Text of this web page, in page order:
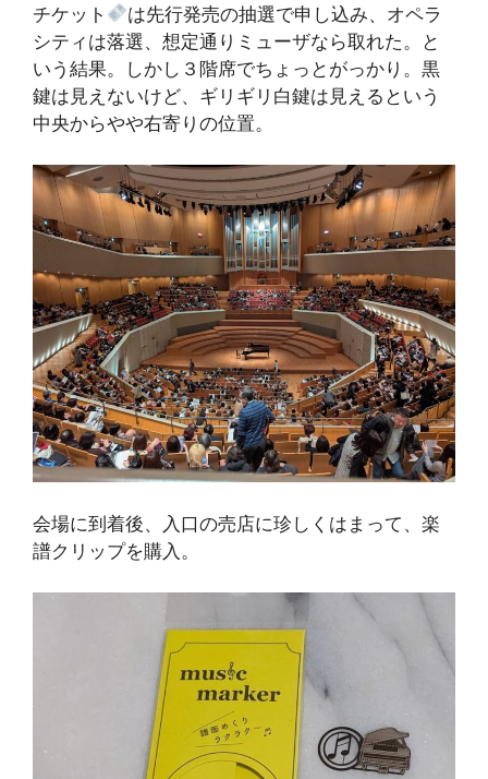
チケット
は先行発売の抽選で申し込み、オペラ
シティは落選、想定通りミューザなら取れた。と
いう結果。しかし３階席でちょっとがっかり。黒
鍵は見えないけど、ギリギリ白鍵は見えるという
中央からやや右寄りの位置。
会場に到着後、入口の売店に珍しくはまって、楽
譜クリップを購入。